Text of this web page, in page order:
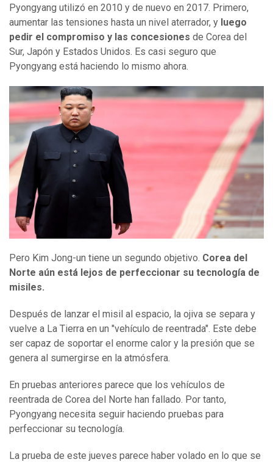
Pyongyang utilizó en 2010 y de nuevo en 2017. Primero,
aumentar las tensiones hasta un nivel aterrador, y luego
pedir el compromiso y las concesiones de Corea del
Sur, Japón y Estados Unidos. Es casi seguro que
Pyongyang está haciendo lo mismo ahora.
Pero Kim Jong-un tiene un segundo objetivo. Corea del
Norte aún está lejos de perfeccionar su tecnología de
misiles.
Después de lanzar el misil al espacio, la ojiva se separa y
vuelve a La Tierra en un "vehículo de reentrada". Este debe
ser capaz de soportar el enorme calor y la presión que se
genera al sumergirse en la atmósfera.
En pruebas anteriores parece que los vehículos de
reentrada de Corea del Norte han fallado. Por tanto,
Pyongyang necesita seguir haciendo pruebas para
perfeccionar su tecnología.
La prueba de este jueves parece haber volado en lo que se